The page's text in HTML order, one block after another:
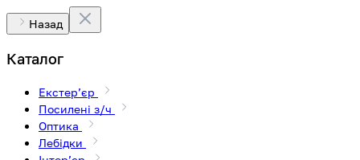
Назад
Каталог
Екстерʼєр
Посилені з/ч
Оптика
Лебідки